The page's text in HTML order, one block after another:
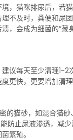
，猫咪排尿后，若
不及时，粪便和尿
会成为细菌的“藏
议每天至少清理1-2
更快，更要增加清
猫砂，如混合猫砂
止尿液渗透，减少
繁殖。